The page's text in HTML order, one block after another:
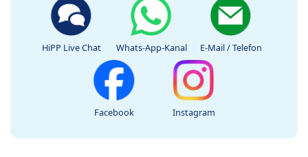
HiPP Live Chat Whats-App-Kanal E-Mail / Telefon
Facebook Instagram